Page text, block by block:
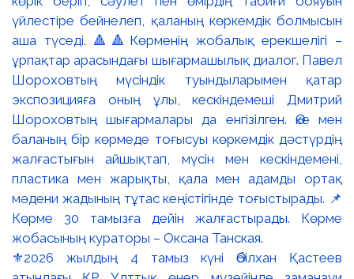
⚜️2026 жылдың 4 тамыз күні Әбілхан Қастеев